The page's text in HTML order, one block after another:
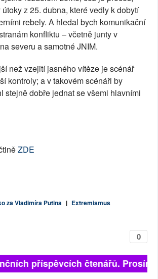
z 25. dubna, které vedly k dobytí
rebely. A hledal bych komunikační
konfliktu – včetně junty v
severu a samotné JNIM.
než vzejití jasného vítěze je scénář
kontroly; a v takovém scénáři by
stejně dobře jednat se všemi hlavními
ZDE
za Vladimíra Putina | Extremismus
0
příspěvcích čtenářů. Prosíme,